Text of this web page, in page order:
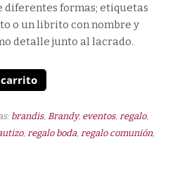
diferentes formas; etiquetas
o un librito con nombre y
detalle junto al lacrado.
brandis,Brandy, eventos,regalo,
,regalo boda,regalo comunión,